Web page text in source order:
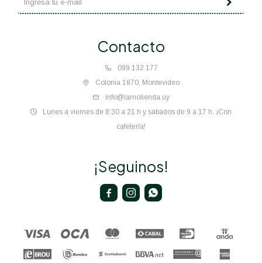
Contacto
099 132 177
Colonia 1870, Montevideo
info@lamolienda.uy
Lunes a viernes de 8:30 a 21 h y sábados de 9 a 17 h. ¡Con
cafetería!
¡Seguinos!
  